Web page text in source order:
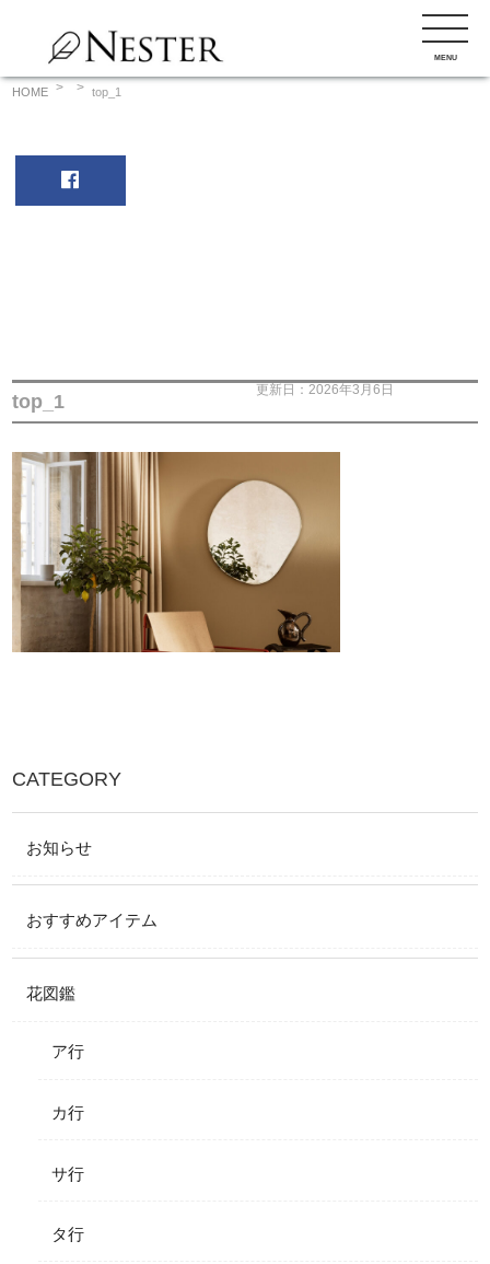
ン
MENU
HOME top_1
更新日：2026年3月6日
top_1
CATEGORY
お知らせ
おすすめアイテム
花図鑑
ア行
カ行
サ行
タ行